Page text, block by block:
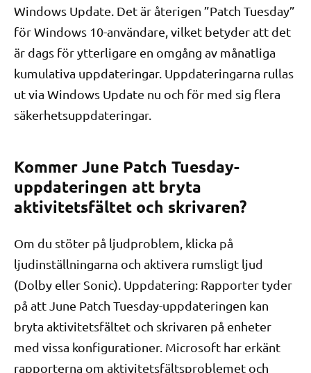
Windows Update. Det är återigen ”Patch Tuesday”
för Windows 10-användare, vilket betyder att det
är dags för ytterligare en omgång av månatliga
kumulativa uppdateringar. Uppdateringarna rullas
ut via Windows Update nu och för med sig flera
säkerhetsuppdateringar.
Kommer June Patch Tuesday-
uppdateringen att bryta
aktivitetsfältet och skrivaren?
Om du stöter på ljudproblem, klicka på
ljudinställningarna och aktivera rumsligt ljud
(Dolby eller Sonic). Uppdatering: Rapporter tyder
på att June Patch Tuesday-uppdateringen kan
bryta aktivitetsfältet och skrivaren på enheter
med vissa konfigurationer. Microsoft har erkänt
rapporterna om aktivitetsfältsproblemet och